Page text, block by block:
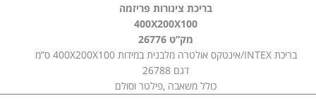
בריכת צינורות פריזמה
400X200X100
מק”ט 26776
בריכת INTEX/אינטקס אולטרה מלבנית במידות 400X200X100 ס”מ
דגם 26788
כולל משאבה ,פילטר וסולם